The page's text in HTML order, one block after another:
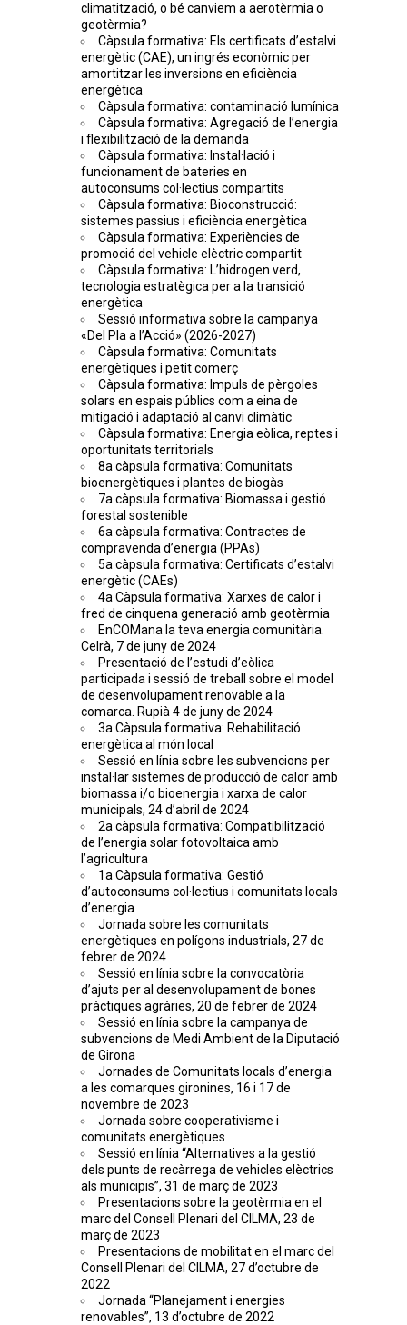
climatització, o bé canviem a aerotèrmia o
geotèrmia?
Càpsula formativa: Els certificats d’estalvi
energètic (CAE), un ingrés econòmic per
amortitzar les inversions en eficiència
energètica
Càpsula formativa: contaminació lumínica
Càpsula formativa: Agregació de l’energia
i flexibilització de la demanda
Càpsula formativa: Instal·lació i
funcionament de bateries en
autoconsums col·lectius compartits
Càpsula formativa: Bioconstrucció:
sistemes passius i eficiència energètica
Càpsula formativa: Experiències de
promoció del vehicle elèctric compartit
Càpsula formativa: L’hidrogen verd,
tecnologia estratègica per a la transició
energètica
Sessió informativa sobre la campanya
«Del Pla a l’Acció» (2026-2027)
Càpsula formativa: Comunitats
energètiques i petit comerç
Càpsula formativa: Impuls de pèrgoles
solars en espais públics com a eina de
mitigació i adaptació al canvi climàtic
Càpsula formativa: Energia eòlica, reptes i
oportunitats territorials
8a càpsula formativa: Comunitats
bioenergètiques i plantes de biogàs
7a càpsula formativa: Biomassa i gestió
forestal sostenible
6a càpsula formativa: Contractes de
compravenda d’energia (PPAs)
5a càpsula formativa: Certificats d’estalvi
energètic (CAEs)
4a Càpsula formativa: Xarxes de calor i
fred de cinquena generació amb geotèrmia
EnCOMana la teva energia comunitària.
Celrà, 7 de juny de 2024
Presentació de l’estudi d’eòlica
participada i sessió de treball sobre el model
de desenvolupament renovable a la
comarca. Rupià 4 de juny de 2024
3a Càpsula formativa: Rehabilitació
energètica al món local
Sessió en línia sobre les subvencions per
instal·lar sistemes de producció de calor amb
biomassa i/o bioenergia i xarxa de calor
municipals, 24 d’abril de 2024
2a càpsula formativa: Compatibilització
de l’energia solar fotovoltaica amb
l’agricultura
1a Càpsula formativa: Gestió
d’autoconsums col·lectius i comunitats locals
d’energia
Jornada sobre les comunitats
energètiques en polígons industrials, 27 de
febrer de 2024
Sessió en línia sobre la convocatòria
d’ajuts per al desenvolupament de bones
pràctiques agràries, 20 de febrer de 2024
Sessió en línia sobre la campanya de
subvencions de Medi Ambient de la Diputació
de Girona
Jornades de Comunitats locals d’energia
a les comarques gironines, 16 i 17 de
novembre de 2023
Jornada sobre cooperativisme i
comunitats energètiques
Sessió en línia “Alternatives a la gestió
dels punts de recàrrega de vehicles elèctrics
als municipis”, 31 de març de 2023
Presentacions sobre la geotèrmia en el
marc del Consell Plenari del CILMA, 23 de
març de 2023
Presentacions de mobilitat en el marc del
Consell Plenari del CILMA, 27 d’octubre de
2022
Jornada “Planejament i energies
renovables”, 13 d’octubre de 2022